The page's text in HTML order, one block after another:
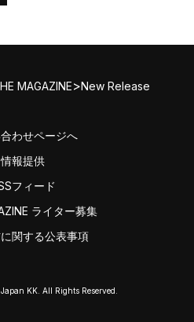
MAGAZINE>New Release
わせページへ
情報提供
フィード
ライター募集
関する公表事項
KK. All Rights Reserved.